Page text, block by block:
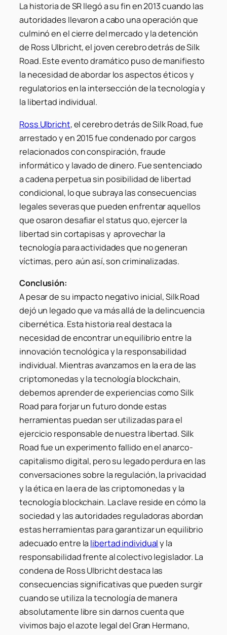
La historia de SR llegó a su fin en 2013 cuando las
autoridades llevaron a cabo una operación que
culminó en el cierre del mercado y la detención
de Ross Ulbricht, el joven cerebro detrás de Silk
Road. Este evento dramático puso de manifiesto
la necesidad de abordar los aspectos éticos y
regulatorios en la intersección de la tecnología y
la libertad individual.
Ross Ulbricht, el cerebro detrás de Silk Road, fue
arrestado y en 2015 fue condenado por cargos
relacionados con conspiración, fraude
informático y lavado de dinero. Fue sentenciado
a cadena perpetua sin posibilidad de libertad
condicional, lo que subraya las consecuencias
legales severas que pueden enfrentar aquellos
que osaron desafiar el status quo, ejercer la
libertad sin cortapisas y aprovechar la
tecnología para actividades que no generan
víctimas, pero aún así, son criminalizadas.
Conclusión:
A pesar de su impacto negativo inicial, Silk Road
dejó un legado que va más allá de la delincuencia
cibernética. Esta historia real destaca la
necesidad de encontrar un equilibrio entre la
innovación tecnológica y la responsabilidad
individual. Mientras avanzamos en la era de las
criptomonedas y la tecnología blockchain,
debemos aprender de experiencias como Silk
Road para forjar un futuro donde estas
herramientas puedan ser utilizadas para el
ejercicio responsable de nuestra libertad. Silk
Road fue un experimento fallido en el anarco-
capitalismo digital, pero su legado perdura en las
conversaciones sobre la regulación, la privacidad
y la ética en la era de las criptomonedas y la
tecnología blockchain. La clave reside en cómo la
sociedad y las autoridades reguladoras abordan
estas herramientas para garantizar un equilibrio
adecuado entre la libertad individualy la
responsabilidad frente al colectivo legislador. La
condena de Ross Ulbricht destaca las
consecuencias significativas que pueden surgir
cuando se utiliza la tecnología de manera
absolutamente libre sin darnos cuenta que
vivimos bajo el azote legal del Gran Hermano,